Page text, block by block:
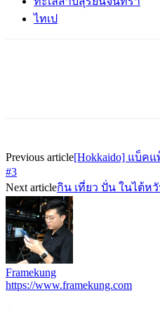
ไทเป
Previous article[Hokkaido] แบ็ค
#3
Next articleกิน เที่ยว ปั่น ในไต้หวั
Framekung
https://www.framekung.com